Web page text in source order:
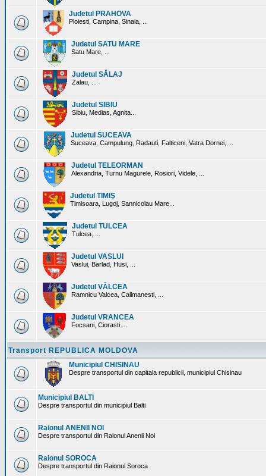
Judetul PRAHOVA
Ploiesti, Campina, Sinaia, ...
Judetul SATU MARE
Satu Mare, ...
Judetul SĂLAJ
Zalau, ...
Judetul SIBIU
Sibiu, Medias, Agnita...
Judetul SUCEAVA
Suceava, Campulung, Radauti, Falticeni, Vatra Dornei, ...
Judetul TELEORMAN
Alexandria, Turnu Magurele, Rosiori, Videle, ...
Judetul TIMIŞ
Timisoara, Lugoj, Sannicolau Mare...
Judetul TULCEA
Tulcea, ...
Judetul VASLUI
Vaslui, Barlad, Husi, ...
Judetul VÂLCEA
Ramnicu Valcea, Calimanesti, ...
Judetul VRANCEA
Focsani, Ciorasti ...
Transport REPUBLICA MOLDOVA
Municipiul CHISINAU
Despre transportul din capitala republicii, municipiul Chisinau
Municipiul BALTI
Despre transportul din municipiul Balti
Raionul ANENII NOI
Despre transportul din Raionul Anenii Noi
Raionul SOROCA
Despre transportul din Raionul Soroca